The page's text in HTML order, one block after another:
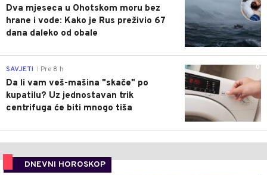
Dva mjeseca u Ohotskom moru bez
hrane i vode: Kako je Rus preživio 67
dana daleko od obale
0
SAVJETI Pre 8 h
Da li vam veš-mašina "skače" po
kupatilu? Uz jednostavan trik
centrifuga će biti mnogo tiša
DNEVNI HOROSKOP